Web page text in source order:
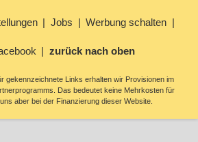
Jobs Werbung schalten
zurück nach oben
gekennzeichnete Links erhalten wir Provisionen im
Das bedeutet keine Mehrkosten für
aber bei der Finanzierung dieser Website.